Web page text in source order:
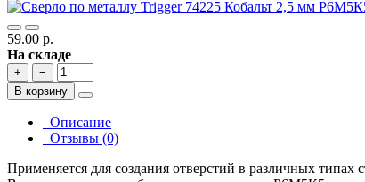
59.00 р.
На складе
+
−
В корзину
Описание
Отзывы (0)
Применяется для создания отверстий в различных